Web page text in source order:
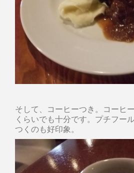
そして、コーヒーつき。コーヒ
くらいでも十分です。プチフー
つくのも好印象。